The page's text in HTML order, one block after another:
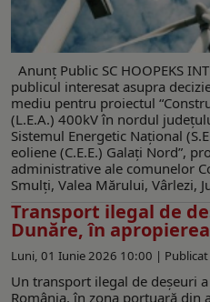
Anunț Public SC HOOPEKS
publicul interesat asupra
mediu pentru proiectul
(L.E.A.) 400kV în nordul
Sistemul Energetic Național
eoliene (C.E.E.) Galați Nord”,
administrative ale comunelor
Smulți, Valea Mărului, Vârlezi,
Transport ilegal de
Dunăre, în
Luni, 01 Iunie 2026 10:00 |
Un transport ilegal de deșeuri
România, în zona portuară din